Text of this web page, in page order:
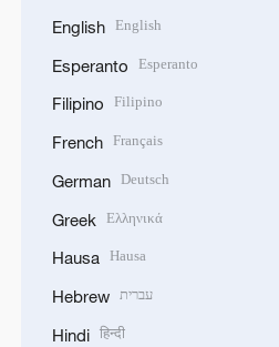
English English
Esperanto Esperanto
Filipino Filipino
French Français
German Deutsch
Greek Ελληνικά
Hausa Hausa
Hebrew עברית
Hindi हिन्दी